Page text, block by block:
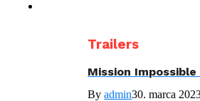
Trailers
Mission
Byadmin30. marca